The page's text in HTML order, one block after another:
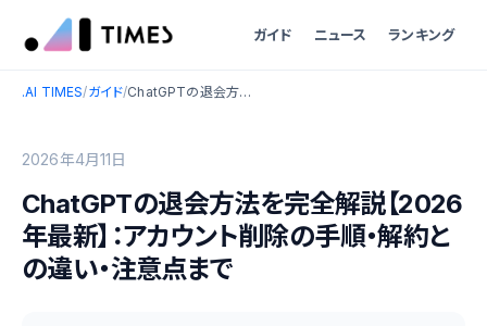
ガイド ニュース ランキング
.AI TIMES/ガイド/ ChatGPTの退会方法を完全解説【2026年最新】：アカウント削除の手順・解約との違い・注意点まで
2026年4月11日
ChatGPTの退会方法を完全解説【2026
年最新】：アカウント削除の手順・解約と
の違い・注意点まで